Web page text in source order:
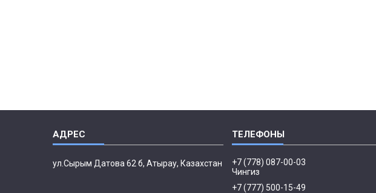
ул.Сырым Датова 62 б, Атырау, Казахстан
+7 (778) 087-00-03
Чингиз
+7 (777) 500-15-49